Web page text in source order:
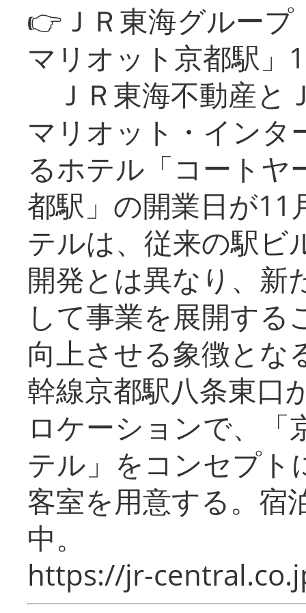
👉ＪＲ東海グルー
マリオット京都駅」
ＪＲ東海不動産と
マリオット・インタ
るホテル「コートヤ
都駅」の開業日が11
テルは、従来の駅ビ
開発とは異なり、新
して事業を展開する
向上させる象徴とな
幹線京都駅八条東口
ロケーションで、「
テル」をコンセプト
客室を用意する。宿
中。
https://jr-